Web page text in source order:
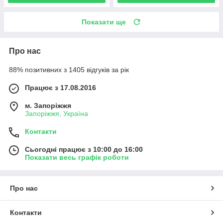
Показати ще
Про нас
88% позитивних з 1405 відгуків за рік
Працює з 17.08.2016
м. Запоріжжя
Запоріжжя, Україна
Контакти
Сьогодні працює з 10:00 до 16:00
Показати весь графік роботи
Про нас
Контакти